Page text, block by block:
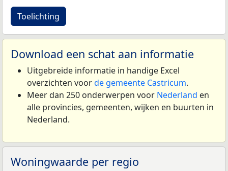
Toelichting
Download een schat aan informatie
Uitgebreide informatie in handige Excel
overzichten voorde gemeente Castricum.
Meer dan 250 onderwerpen voor Nederland en
alle provincies, gemeenten, wijken en buurten in
Nederland.
Woningwaarde per regio